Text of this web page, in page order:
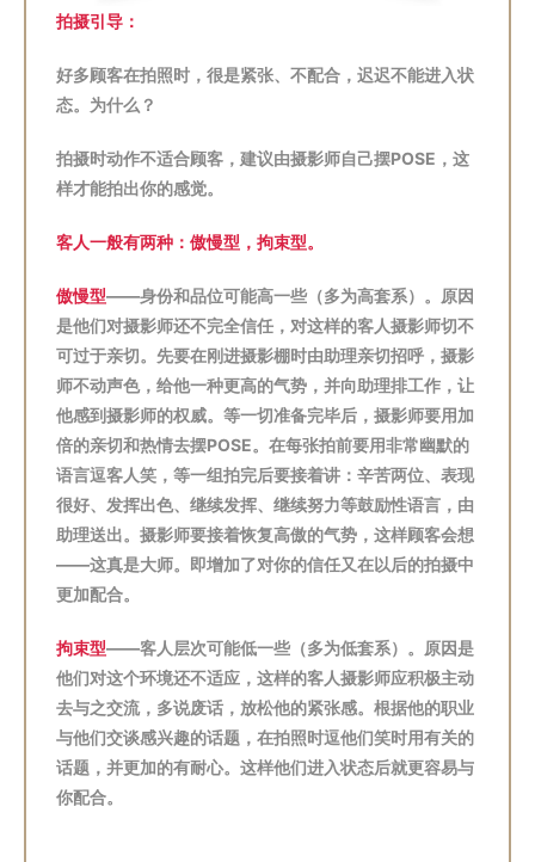
拍摄引导：
好多顾客在拍照时，很是紧张、不配合，迟迟不能进入状
态。为什么？
拍摄时动作不适合顾客，建议由摄影师自己摆POSE，这
样才能拍出你的感觉。
客人一般有两种：傲慢型，拘束型。
傲慢型——身份和品位可能高一些（多为高套系）。原因
是他们对摄影师还不完全信任，对这样的客人摄影师切不
可过于亲切。先要在刚进摄影棚时由助理亲切招呼，摄影
师不动声色，给他一种更高的气势，并向助理排工作，让
他感到摄影师的权威。等一切准备完毕后，摄影师要用加
倍的亲切和热情去摆POSE。在每张拍前要用非常幽默的
语言逗客人笑，等一组拍完后要接着讲：辛苦两位、表现
很好、发挥出色、继续发挥、继续努力等鼓励性语言，由
助理送出。摄影师要接着恢复高傲的气势，这样顾客会想
——这真是大师。即增加了对你的信任又在以后的拍摄中
更加配合。
拘束型——客人层次可能低一些（多为低套系）。原因是
他们对这个环境还不适应，这样的客人摄影师应积极主动
去与之交流，多说废话，放松他的紧张感。根据他的职业
与他们交谈感兴趣的话题，在拍照时逗他们笑时用有关的
话题，并更加的有耐心。这样他们进入状态后就更容易与
你配合。